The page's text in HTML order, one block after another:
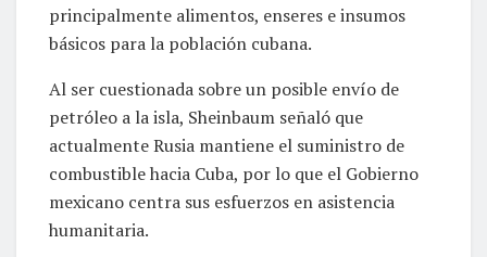
principalmente alimentos, enseres e insumos
básicos para la población cubana.
Al ser cuestionada sobre un posible envío de
petróleo a la isla, Sheinbaum señaló que
actualmente Rusia mantiene el suministro de
combustible hacia Cuba, por lo que el Gobierno
mexicano centra sus esfuerzos en asistencia
humanitaria.